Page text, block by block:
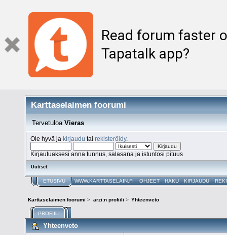
Read forum faster
Tapatalk app?
Karttaselaimen foorumi
Tervetuloa Vieras
Ole hyvä jakirjaudu tairekisteröidy.
Kirjautuaksesi anna tunnus, salasana ja istuntosi pituus
Uutiset:
ETUSIVU WWW.KARTTASELAIN.FI OHJEET HAKU KIRJAUDU
Karttaselaimen foorumi > arzi:n profiili > Yhteenveto
PROFIILI
Yhteenveto